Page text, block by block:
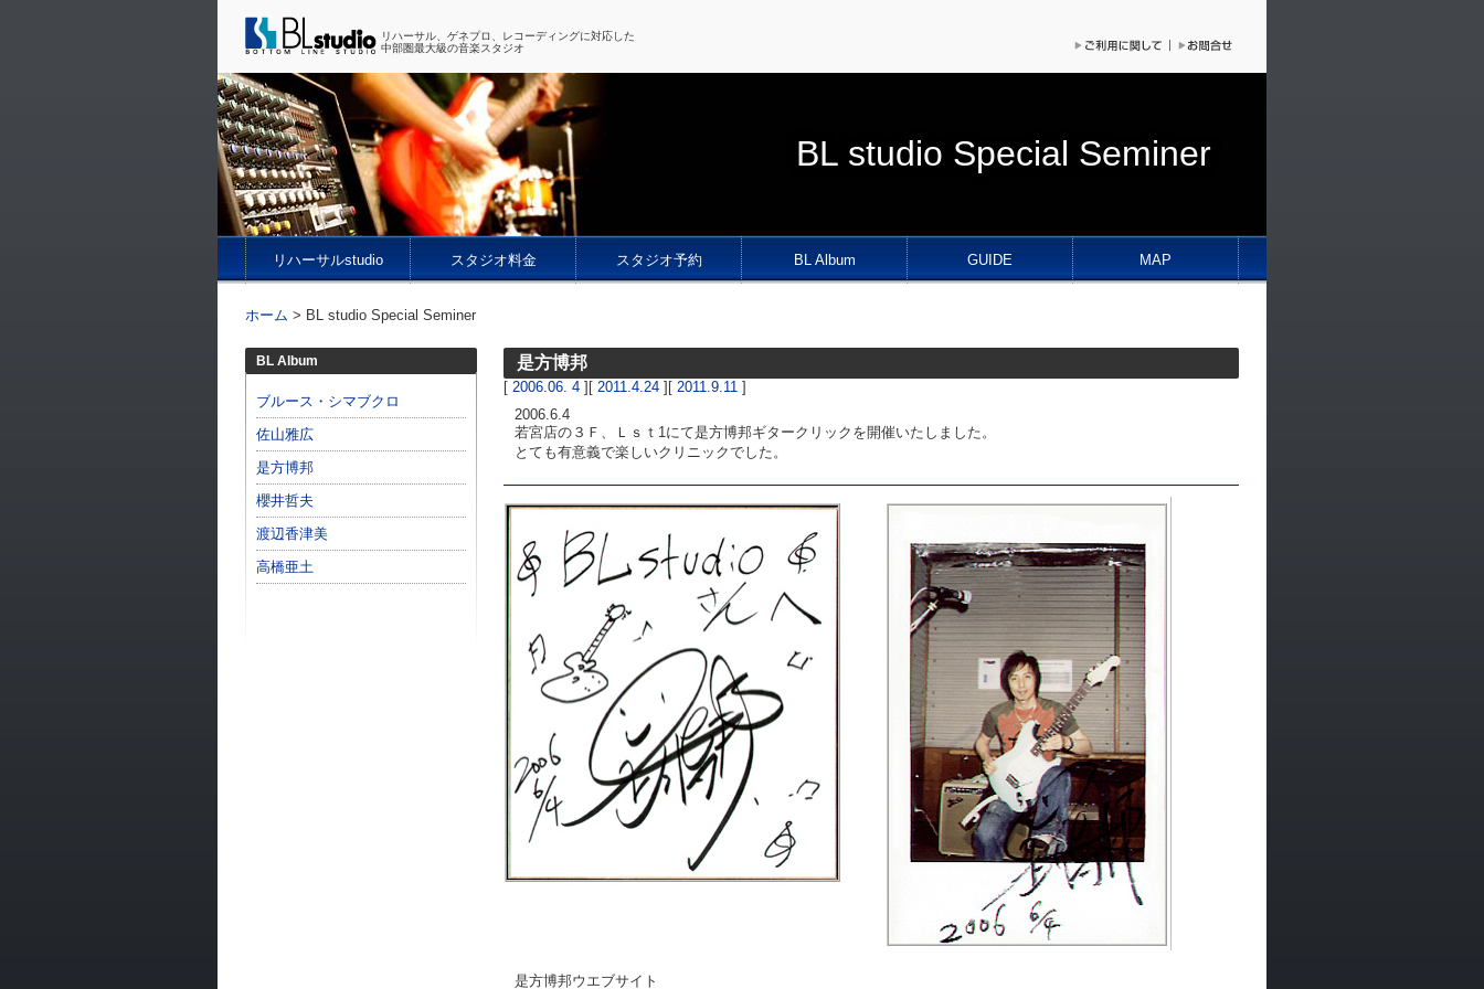
リハーサル、ゲネプロ、レコーディングに対応した
中部圏最大級の音楽スタジオ
BL studio Special Seminer
リハーサルstudio スタジオ料金 スタジオ予約 BL Album GUIDE MAP
ホーム > BL studio Special Seminer
是方博邦
[ 2006.06. 4 ][ 2011.4.24 ][ 2011.9.11 ]
2006.6.4
若宮店の３Ｆ、Ｌｓｔ1にて是方博邦ギタークリックを開催いたしました。
とても有意義で楽しいクリニックでした。
是方博邦ウエブサイト
BL Album
ブルース・シマブクロ
佐山雅広
是方博邦
櫻井哲夫
渡辺香津美
高橋亜土